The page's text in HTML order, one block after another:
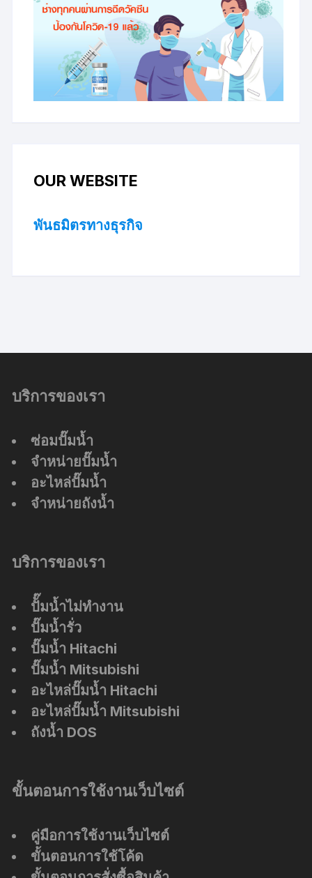
OUR WEBSITE
พันธมิตรทางธุรกิจ
บริการของเรา
ซ่อมปั๊มน้ำ
จำหน่ายปั๊มน้ำ
อะไหล่ปั๊มน้ำ
จำหน่ายถังน้ำ
บริการของเรา
ปัั๊มน้ำไม่ทำงาน
ปั๊มน้ำรั่ว
ปั๊มน้ำ Hitachi
ปั๊มน้ำ Mitsubishi
อะไหล่ปั๊มน้ำ Hitachi
อะไหล่ปั๊มน้ำ Mitsubishi
ถังน้ำ DOS
ขั้นตอนการใช้งานเว็บไซต์
คู่มือการใช้งานเว็บไซต์
ขั้นตอนการใช้โค้ด